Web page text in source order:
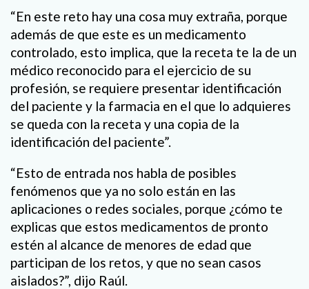
“En este reto hay una cosa muy extraña, porque
además de que este es un medicamento
controlado, esto implica, que la receta te la de un
médico reconocido para el ejercicio de su
profesión, se requiere presentar identificación
del paciente y la farmacia en el que lo adquieres
se queda con la receta y una copia de la
identificación del paciente”.
“Esto de entrada nos habla de posibles
fenómenos que ya no solo están en las
aplicaciones o redes sociales, porque ¿cómo te
explicas que estos medicamentos de pronto
estén al alcance de menores de edad que
participan de los retos, y que no sean casos
aislados?”, dijo Raúl.